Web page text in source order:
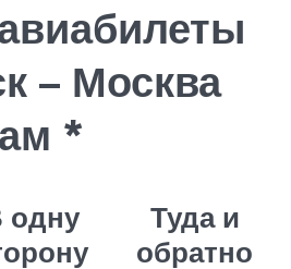
– Москва
*
одну
Туда и
обратно